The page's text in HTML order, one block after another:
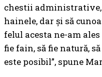
chestii administrative,
hainele, dar și să
felul acesta ne-am
fie fain, să fie natură,
este posibil”, spune